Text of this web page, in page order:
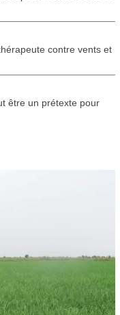
contre vents et
être un prétexte pour